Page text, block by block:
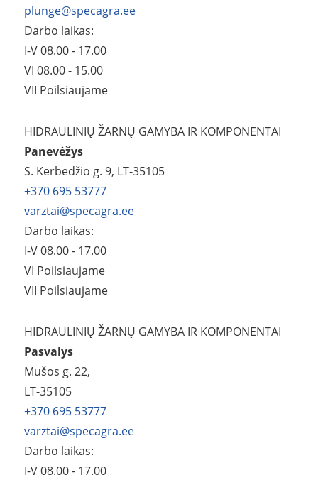
plunge@specagra.ee
Darbo laikas:
I-V 08.00 - 17.00
VI 08.00 - 15.00
VII Poilsiaujame
HIDRAULINIŲ ŽARNŲ GAMYBA IR KOMPONENTAI
Panevėžys
S. Kerbedžio g. 9, LT-35105
+370 695 53777
varztai@specagra.ee
Darbo laikas:
I-V 08.00 - 17.00
VI Poilsiaujame
VII Poilsiaujame
HIDRAULINIŲ ŽARNŲ GAMYBA IR KOMPONENTAI
Pasvalys
Mušos g. 22,
LT-35105
+370 695 53777
varztai@specagra.ee
Darbo laikas:
I-V 08.00 - 17.00